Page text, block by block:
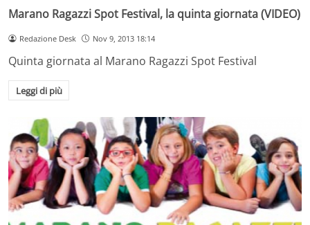
Marano Ragazzi Spot Festival, la quinta giornata (VIDEO)
Redazione Desk Nov 9, 2013 18:14
Quinta giornata al Marano Ragazzi Spot Festival
Leggi di più